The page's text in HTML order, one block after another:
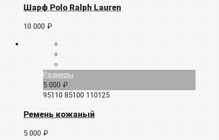
Шарф Polo Ralph Lauren
10 000 ₽
Размеры
5 000 ₽
95110 85100 110125
Ремень кожаный
5 000 ₽